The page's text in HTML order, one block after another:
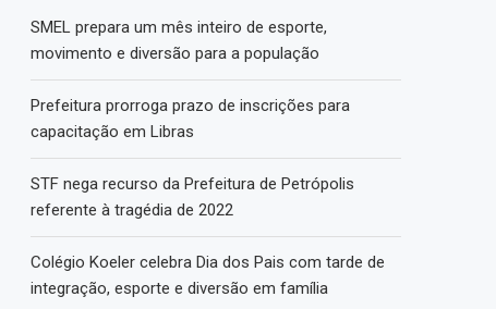
SMEL prepara um mês inteiro de esporte,
movimento e diversão para a população
Prefeitura prorroga prazo de inscrições para
capacitação em Libras
STF nega recurso da Prefeitura de Petrópolis
referente à tragédia de 2022
Colégio Koeler celebra Dia dos Pais com tarde de
integração, esporte e diversão em família